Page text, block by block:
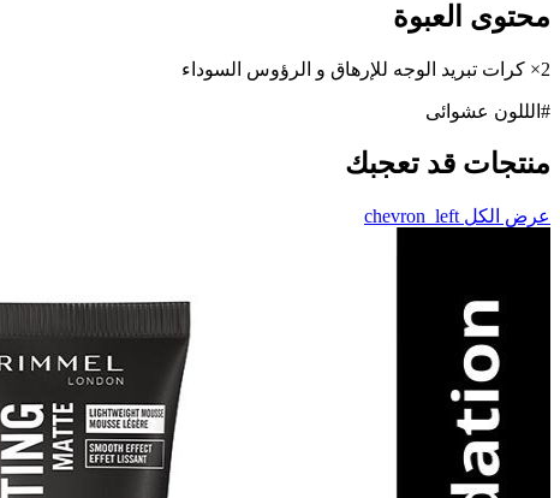
محتوى العبوة
2× كرات تبريد الوجه للإرهاق و الرؤوس السوداء
#الللون عشوائى
منتجات قد تعجبك
عرض الكل chevron_left